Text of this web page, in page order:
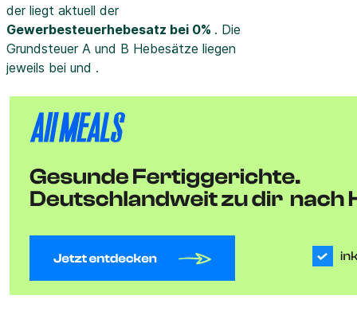
der liegt aktuell der
Gewerbesteuerhebesatz bei 0% . Die
Grundsteuer A und B Hebesätze liegen
jeweils bei und .